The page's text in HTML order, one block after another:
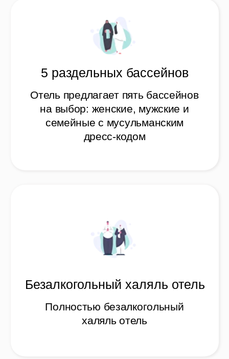
Полностью халяль
халяль отель
Вся еда в месте проживания